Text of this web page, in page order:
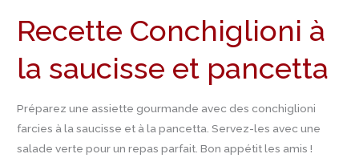
Recette Conchiglioni à
la saucisse et pancetta
Préparez une assiette gourmande avec des conchiglioni
farcies à la saucisse et à la pancetta. Servez-les avec une
salade verte pour un repas parfait. Bon appétit les amis !
à
la
saucisse
pancetta